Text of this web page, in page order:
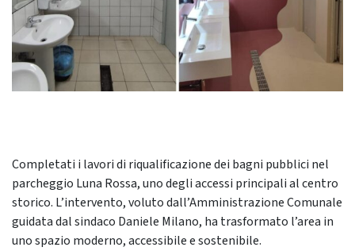
Completati i lavori di riqualificazione dei bagni pubblici nel
parcheggio Luna Rossa, uno degli accessi principali al centro
storico. L’intervento, voluto dall’Amministrazione Comunale
guidata dal sindaco Daniele Milano, ha trasformato l’area in
uno spazio moderno, accessibile e sostenibile.